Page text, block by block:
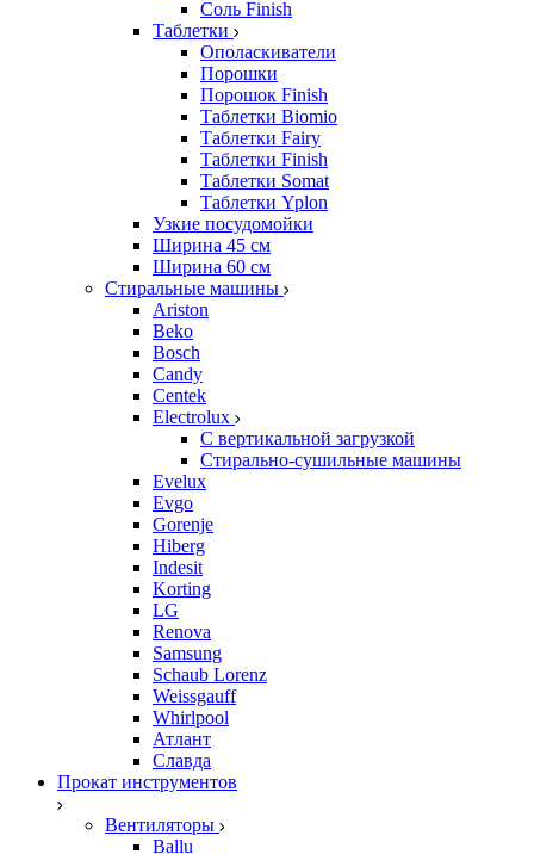
Соль Finish
Таблетки
Ополаскиватели
Порошки
Порошок Finish
Таблетки Biomio
Таблетки Fairy
Таблетки Finish
Таблетки Somat
Таблетки Yplon
Узкие посудомойки
Ширина 45 см
Ширина 60 см
Стиральные машины
Ariston
Beko
Bosch
Candy
Centek
Electrolux
С вертикальной загрузкой
Стирально-сушильные машины
Evelux
Evgo
Gorenje
Hiberg
Indesit
Korting
LG
Renova
Samsung
Schaub Lorenz
Weissgauff
Whirlpool
Атлант
Славда
Прокат инструментов
Вентиляторы
Ballu